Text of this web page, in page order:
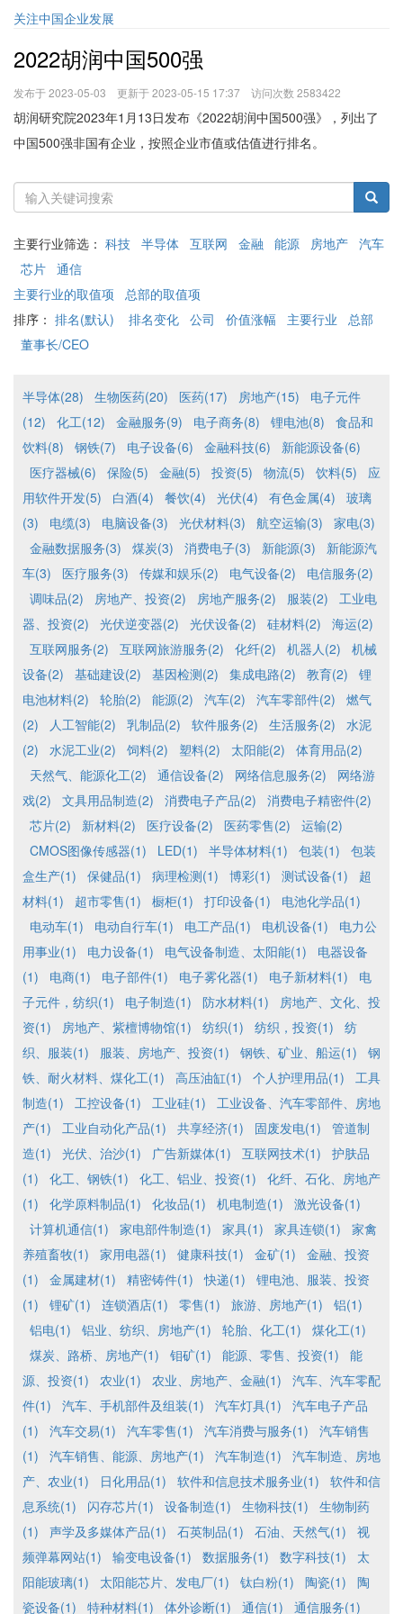
关注中国企业发展
2022胡润中国500强
发布于 2023-05-03 更新于 2023-05-15 17:37 访问次数 2583422
胡润研究院2023年1月13日发布《2022胡润中国500强》，列出了
中国500强非国有企业，按照企业市值或估值进行排名。
主要行业筛选： 科技 半导体 互联网 金融 能源 房地产 汽车
芯片 通信
主要行业的取值项
总部的取值项
排序： 排名(默认) 排名变化 公司 价值涨幅 主要行业
总部
董事长/CEO
半导体(28) 生物医药(20) 医药(17) 房地产(15)
电子元件
(12)
化工(12) 金融服务(9) 电子商务(8) 锂电池(8)
食品和
饮料(8)
钢铁(7) 电子设备(6) 金融科技(6)
新能源设备(6)
医疗器械(6)
保险(5) 金融(5) 投资(5) 物流(5) 饮料(5)
应
用软件开发(5)
白酒(4) 餐饮(4) 光伏(4) 有色金属(4)
玻璃
(3)
电缆(3) 电脑设备(3) 光伏材料(3) 航空运输(3)
家电(3)
金融数据服务(3)
煤炭(3) 消费电子(3) 新能源(3)
新能源汽
车(3)
医疗服务(3) 传媒和娱乐(2) 电气设备(2)
电信服务(2)
调味品(2)
房地产、投资(2) 房地产服务(2) 服装(2)
工业电
器、投资(2)
光伏逆变器(2) 光伏设备(2) 硅材料(2)
海运(2)
互联网服务(2)
互联网旅游服务(2) 化纤(2) 机器人(2)
机械
设备(2)
基础建设(2) 基因检测(2) 集成电路(2) 教育(2)
锂
电池材料(2)
轮胎(2) 能源(2) 汽车(2) 汽车零部件(2)
燃气
(2)
人工智能(2) 乳制品(2) 软件服务(2) 生活服务(2)
水泥
(2)
水泥工业(2) 饲料(2) 塑料(2) 太阳能(2)
体育用品(2)
天然气、能源化工(2)
通信设备(2) 网络信息服务(2)
网络游
戏(2)
文具用品制造(2) 消费电子产品(2)
消费电子精密件(2)
芯片(2)
新材料(2) 医疗设备(2) 医药零售(2)
运输(2)
CMOS图像传感器(1)
LED(1) 半导体材料(1) 包装(1)
包装
盒生产(1)
保健品(1) 病理检测(1) 博彩(1) 测试设备(1)
超
材料(1)
超市零售(1) 橱柜(1) 打印设备(1)
电池化学品(1)
电动车(1)
电动自行车(1) 电工产品(1) 电机设备(1)
电力公
用事业(1)
电力设备(1) 电气设备制造、太阳能(1)
电器设备
(1)
电商(1) 电子部件(1) 电子雾化器(1) 电子新材料(1)
电
子元件，纺织(1)
电子制造(1) 防水材料(1)
房地产、文化、投
资(1)
房地产、紫檀博物馆(1) 纺织(1) 纺织，投资(1)
纺
织、服装(1)
服装、房地产、投资(1) 钢铁、矿业、船运(1)
钢
铁、耐火材料、煤化工(1)
高压油缸(1) 个人护理用品(1)
工具
制造(1)
工控设备(1) 工业硅(1)
工业设备、汽车零部件、房地
产(1)
工业自动化产品(1) 共享经济(1) 固废发电(1)
管道制
造(1)
光伏、治沙(1) 广告新媒体(1) 互联网技术(1)
护肤品
(1)
化工、钢铁(1) 化工、铝业、投资(1)
化纤、石化、房地产
(1)
化学原料制品(1) 化妆品(1) 机电制造(1)
激光设备(1)
计算机通信(1)
家电部件制造(1) 家具(1) 家具连锁(1)
家禽
养殖畜牧(1)
家用电器(1) 健康科技(1) 金矿(1)
金融、投资
(1)
金属建材(1) 精密铸件(1) 快递(1)
锂电池、服装、投资
(1)
锂矿(1) 连锁酒店(1) 零售(1) 旅游、房地产(1)
铝(1)
铝电(1)
铝业、纺织、房地产(1) 轮胎、化工(1)
煤化工(1)
煤炭、路桥、房地产(1)
钼矿(1) 能源、零售、投资(1)
能
源、投资(1)
农业(1) 农业、房地产、金融(1)
汽车、汽车零配
件(1)
汽车、手机部件及组装(1) 汽车灯具(1)
汽车电子产品
(1)
汽车交易(1) 汽车零售(1) 汽车消费与服务(1)
汽车销售
(1)
汽车销售、能源、房地产(1) 汽车制造(1)
汽车制造、房地
产、农业(1)
日化用品(1) 软件和信息技术服务业(1)
软件和信
息系统(1)
闪存芯片(1) 设备制造(1) 生物科技(1)
生物制药
(1)
声学及多媒体产品(1) 石英制品(1) 石油、天然气(1)
视
频弹幕网站(1)
输变电设备(1) 数据服务(1) 数字科技(1)
太
阳能玻璃(1)
太阳能芯片、发电厂(1) 钛白粉(1) 陶瓷(1)
陶
瓷设备(1)
特种材料(1) 体外诊断(1) 通信(1) 通信服务(1)